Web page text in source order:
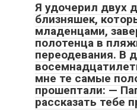
Я удочерил двух
близняшек,
младенцами,
полотенца в
переодевания. В
мне те самые
прошептали: —
рассказать тебе